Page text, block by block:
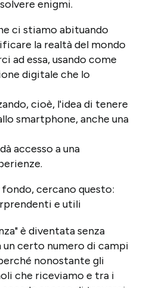
enigmi.
ci stiamo abituando
la realtà del mondo
ad essa, usando come
digitale che lo
cioè, l'idea di tenere
smartphone, anche una
accesso a una
fondo, cercano questo:
e utili
è diventata senza
certo numero di campi
nonostante gli
che riceviamo e tra i